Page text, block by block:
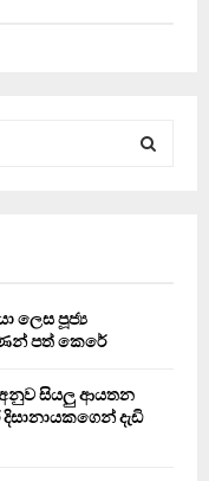
H
ලෙස පූජ්‍ය
පත් කෙරේ
අනුව සියලු ආයතන
දැඩි